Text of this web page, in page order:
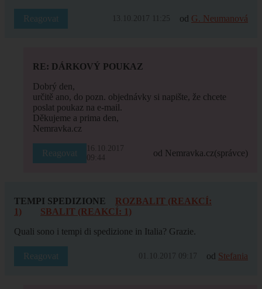
Reagovat 13.10.2017 11:25 od G. Neumanová
RE: DÁRKOVÝ POUKAZ
Dobrý den,
určitě ano, do pozn. objednávky si napište, že chcete
poslat poukaz na e-mail.
Děkujeme a prima den,
Nemravka.cz
Reagovat
16.10.2017
09:44
od Nemravka.cz(správce)
TEMPI SPEDIZIONE
ROZBALIT (REAKCÍ:
1)
SBALIT (REAKCÍ: 1)
Quali sono i tempi di spedizione in Italia? Grazie.
Reagovat 01.10.2017 09:17 od Stefania